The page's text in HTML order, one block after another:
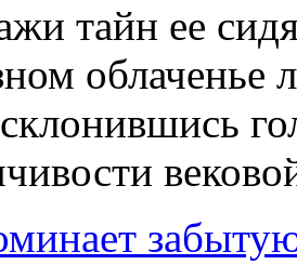
тайн ее
облаченье